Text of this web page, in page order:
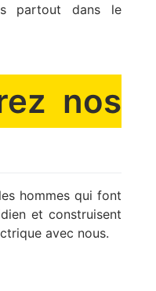
partout dans le
nos
hommes qui font
et construisent
avec nous.